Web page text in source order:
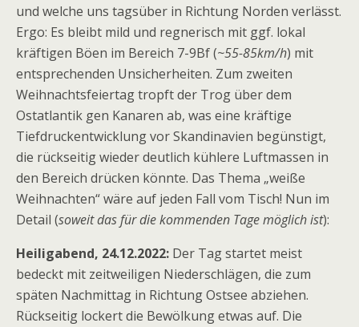
und welche uns tagsüber in Richtung Norden verlässt.
Ergo: Es bleibt mild und regnerisch mit ggf. lokal
kräftigen Böen im Bereich 7-9Bf (~55-85km/h) mit
entsprechenden Unsicherheiten. Zum zweiten
Weihnachtsfeiertag tropft der Trog über dem
Ostatlantik gen Kanaren ab, was eine kräftige
Tiefdruckentwicklung vor Skandinavien begünstigt,
die rückseitig wieder deutlich kühlere Luftmassen in
den Bereich drücken könnte. Das Thema „weiße
Weihnachten“ wäre auf jeden Fall vom Tisch! Nun im
Detail (soweit das für die kommenden Tage möglich ist):
Heiligabend, 24.12.2022: Der Tag startet meist
bedeckt mit zeitweiligen Niederschlägen, die zum
späten Nachmittag in Richtung Ostsee abziehen.
Rückseitig lockert die Bewölkung etwas auf. Die